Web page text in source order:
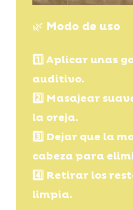
🌿 Modo de uso
1️⃣ Aplicar unas
auditivo.
2️⃣ Masajear
la oreja.
3️⃣ Dejar que la
cabeza para
4️⃣ Retirar los
limpia.